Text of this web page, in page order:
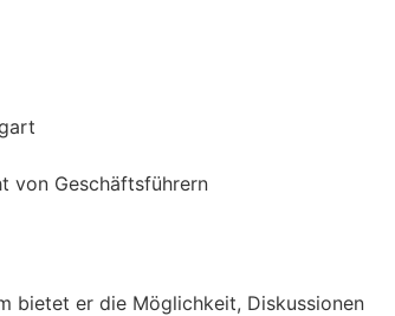
von Geschäftsführern
bietet er die Möglichkeit, Diskussionen